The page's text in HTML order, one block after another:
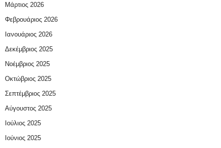
Μάρτιος 2026
Φεβρουάριος 2026
Ιανουάριος 2026
Δεκέμβριος 2025
Νοέμβριος 2025
Οκτώβριος 2025
Σεπτέμβριος 2025
Αύγουστος 2025
Ιούλιος 2025
Ιούνιος 2025